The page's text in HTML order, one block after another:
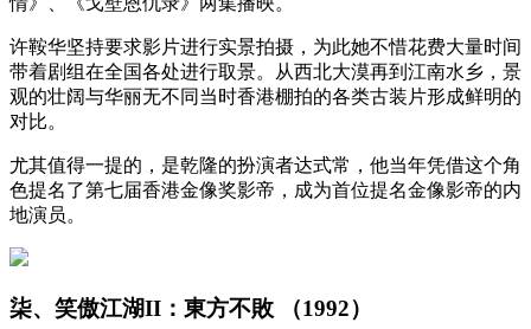
许鞍华坚持要求影片进行实景拍摄，为此她不惜花费大量时间
带着剧组在全国各处进行取景。从西北大漠再到江南水乡，景
观的壮阔与华丽无不同当时香港棚拍的各类古装片形成鲜明的
对比。
尤其值得一提的，是乾隆的扮演者达式常，他当年凭借这个角
色提名了第七届香港金像奖影帝，成为首位提名金像影帝的内
地演员。
柒、笑傲江湖II：東方不敗 （1992）